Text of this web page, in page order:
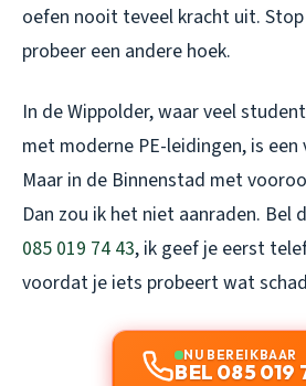
oefen nooit teveel kracht uit.
probeer een andere hoek.
In de Wippolder, waar veel
met moderne PE-leidingen, is
Maar in de Binnenstad met
Dan zou ik het niet aanraden. Bel
085 019 74 43, ik geef je eerst
voordat je iets probeert wat
NU BEREIKBAAR
BEL 085 019